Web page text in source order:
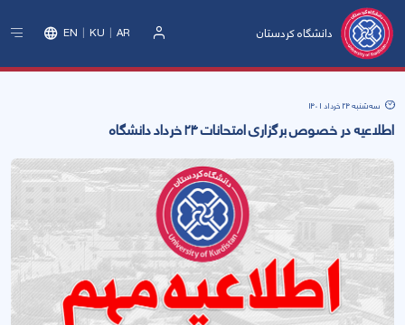
دانشگاه کردستان EN KU AR
سه‌شنبه 24 خرداد 1401
اطلاعیه در خصوص برگزاری امتحانات ۲۴ خرداد دانشگاه